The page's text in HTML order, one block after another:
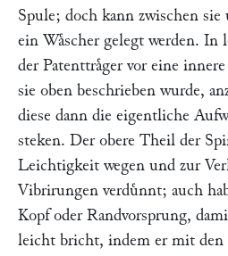
Spule; doch kann zwischen
ein Waͤscher gelegt werden. In
der Patenttraͤger vor eine
sie oben beschrieben wurde,
diese dann die eigentliche
steken. Der obere Theil der
Leichtigkeit wegen und zur
Vibrirungen verduͤnnt; auch
Kopf oder Randvorsprung,
leicht bricht, indem er mit den